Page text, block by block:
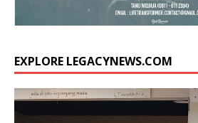
EXPLORE LEGACYNEWS.COM